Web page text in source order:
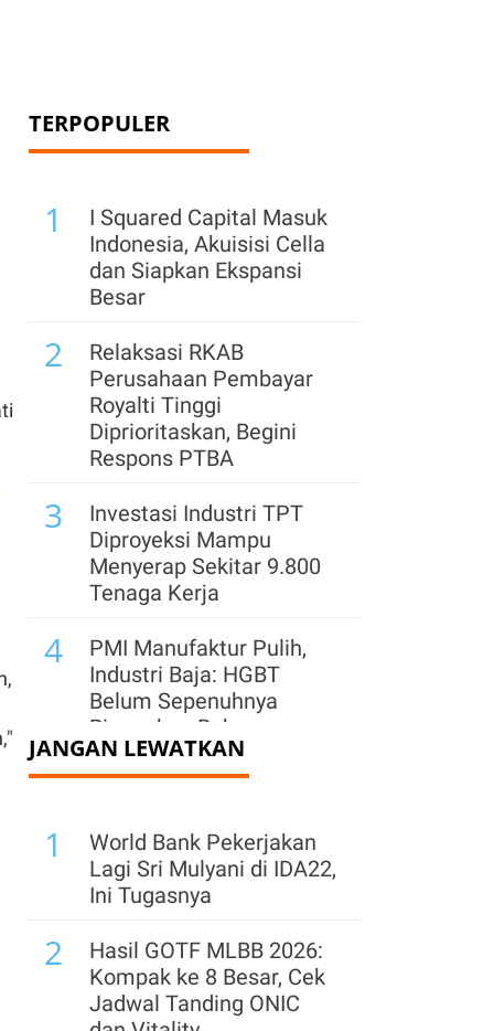
TERPOPULER
1
I Squared Capital Masuk
Indonesia, Akuisisi Cella
dan Siapkan Ekspansi
Besar
2
Relaksasi RKAB
Perusahaan Pembayar
Royalti Tinggi
Diprioritaskan, Begini
Respons PTBA
3
Investasi Industri TPT
Diproyeksi Mampu
Menyerap Sekitar 9.800
Tenaga Kerja
4
PMI Manufaktur Pulih,
Industri Baja: HGBT
Belum Sepenuhnya
Ringankan Beban
Produksi
Barat, Semen Indonesia
(SMGR) Hadirkan Lagi
Semen Kujang
6
HGBT Dongkrak PMI
Manufaktur, Industri
Minta Kepastian Volume
Gas Murah
JANGAN LEWATKAN
1
World Bank Pekerjakan
Lagi Sri Mulyani di IDA22,
Ini Tugasnya
2
Hasil GOTF MLBB 2026:
Kompak ke 8 Besar, Cek
Jadwal Tanding ONIC